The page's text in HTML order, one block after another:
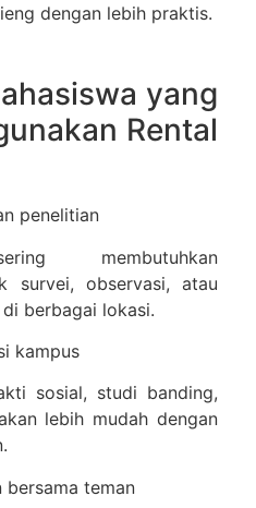
dengan lebih praktis.
yang
Rental
penelitian
membutuhkan
survei, observasi, atau
berbagai lokasi.
kampus
sosial, studi banding,
lebih mudah dengan
bersama teman